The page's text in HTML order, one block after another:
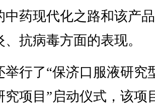
中药现代化之路和该产
抗病毒方面的表现。
了“保济口服液研究
究项目”启动仪式，该项